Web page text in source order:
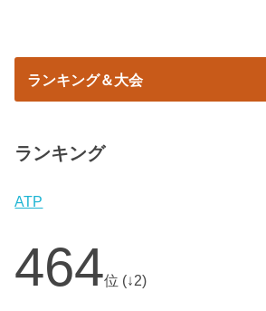
ランキング＆大会
ランキング
ATP
464位 (↓2)